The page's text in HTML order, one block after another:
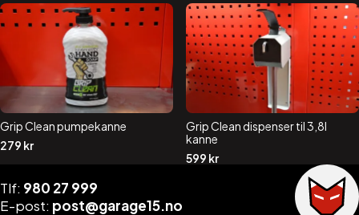
Grip Clean pumpekanne
279 kr
Grip Clean dispenser til 3,8l
kanne
599 kr
Tlf: 980 27 999
E-post: post@garage15.no